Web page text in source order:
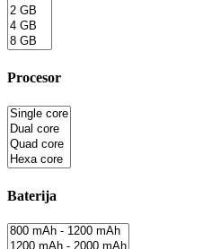
Procesor
Baterija